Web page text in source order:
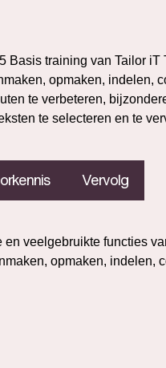
Basis training van Tailor iT
opmaken, indelen,
te verbeteren,
te selecteren en te
Vervolg
veelgebruikte functies
opmaken, indelen,